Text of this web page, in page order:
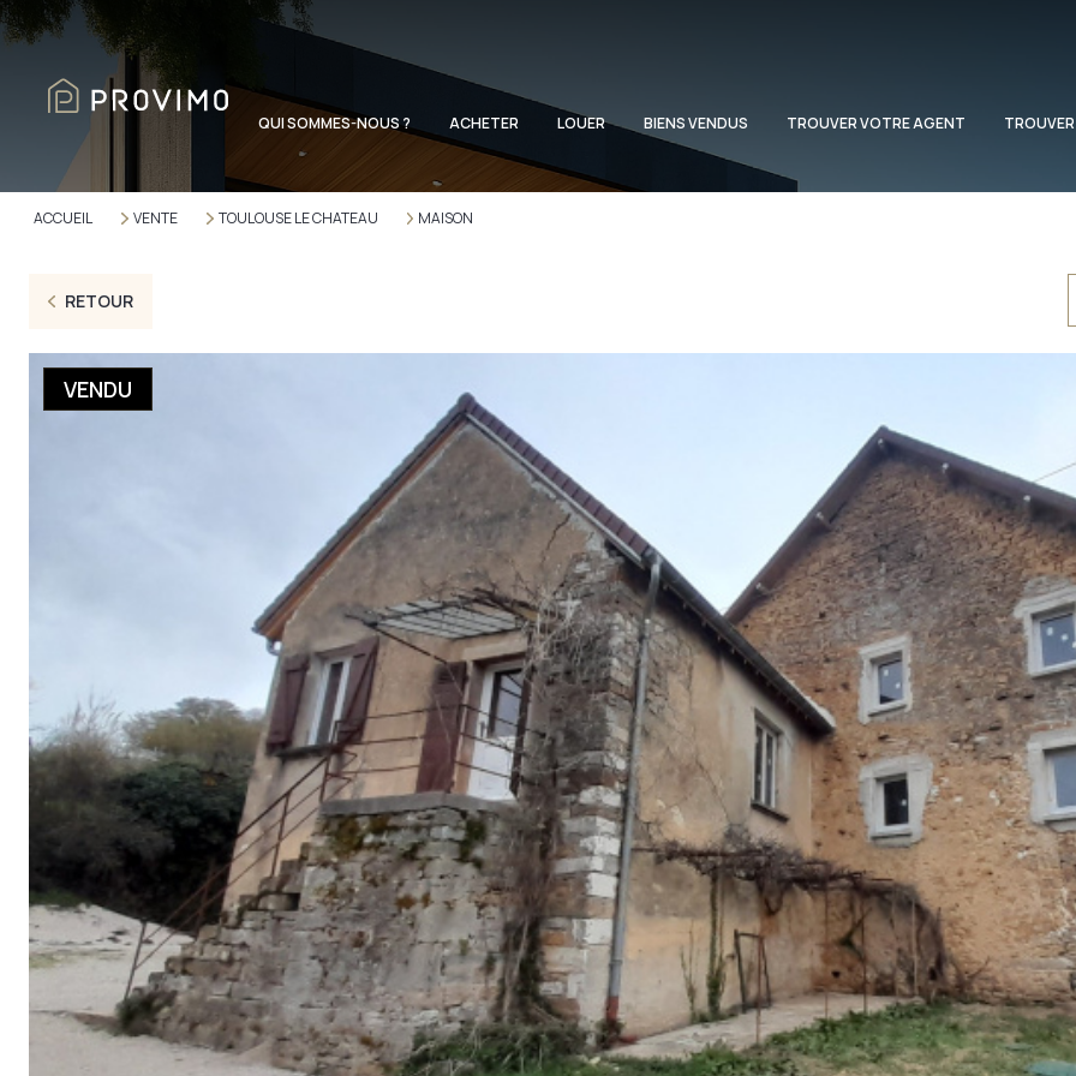
QUI SOMMES-NOUS ? ACHETER LOUER BIENS VENDUS TROUVER VOTRE AGENT
ACCUEIL VENTE TOULOUSE LE CHATEAU MAISON
RETOUR
VENDU